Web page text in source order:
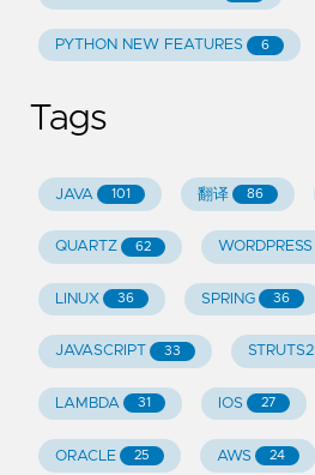
PYTHON NEW FEATURES 6
Tags
JAVA 101 翻译 86
QUARTZ 62 WORDPRESS
LINUX 36 SPRING 36
JAVASCRIPT 33 STRUTS2
LAMBDA 31 IOS 27
ORACLE 25 AWS 24